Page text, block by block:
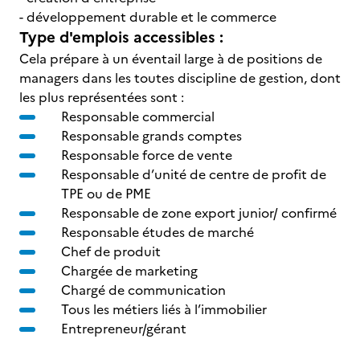
- développement durable et le commerce
Type d'emplois accessibles :
Cela prépare à un éventail large à de positions de
managers dans les toutes discipline de gestion, dont
les plus représentées sont :
Responsable commercial
Responsable grands comptes
Responsable force de vente
Responsable d’unité de centre de profit de
TPE ou de PME
Responsable de zone export junior/ confirmé
Responsable études de marché
Chef de produit
Chargée de marketing
Chargé de communication
Tous les métiers liés à l’immobilier
Entrepreneur/gérant